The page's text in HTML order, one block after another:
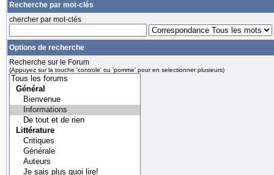
Recherche par mot-clés
chercher par mot-clés
Options de recherche
Recherche sur le Forum
(Appuyez sur la touche 'controle' ou 'pomme' pour en selectionner plusieurs)